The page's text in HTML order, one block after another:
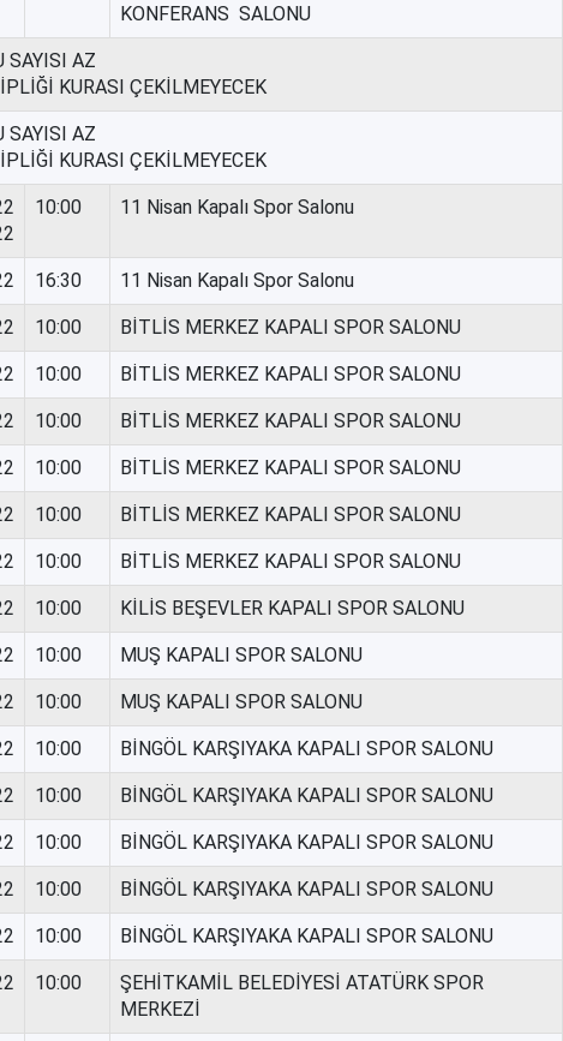
KONFERANS SALONU
SAYISI AZ
KURASI ÇEKİLMEYECEK
SAYISI AZ
KURASI ÇEKİLMEYECEK
10:00 11 Nisan Kapalı Spor Salonu
16:30 11 Nisan Kapalı Spor Salonu
10:00 BİTLİS MERKEZ KAPALI SPOR SALONU
10:00 BİTLİS MERKEZ KAPALI SPOR SALONU
10:00 BİTLİS MERKEZ KAPALI SPOR SALONU
10:00 BİTLİS MERKEZ KAPALI SPOR SALONU
10:00 BİTLİS MERKEZ KAPALI SPOR SALONU
10:00 BİTLİS MERKEZ KAPALI SPOR SALONU
10:00 KİLİS BEŞEVLER KAPALI SPOR SALONU
10:00 MUŞ KAPALI SPOR SALONU
10:00 MUŞ KAPALI SPOR SALONU
10:00 BİNGÖL KARŞIYAKA KAPALI SPOR SALONU
10:00 BİNGÖL KARŞIYAKA KAPALI SPOR SALONU
10:00 BİNGÖL KARŞIYAKA KAPALI SPOR SALONU
10:00 BİNGÖL KARŞIYAKA KAPALI SPOR SALONU
10:00 BİNGÖL KARŞIYAKA KAPALI SPOR SALONU
10:00
ŞEHİTKAMİL BELEDİYESİ ATATÜRK SPOR
MERKEZİ